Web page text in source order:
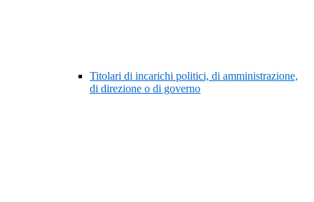
Titolari di incarichi politici, di amministrazione,
di direzione o di governo